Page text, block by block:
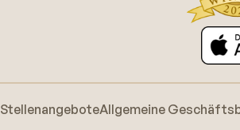
StellenangeboteAllgemeine